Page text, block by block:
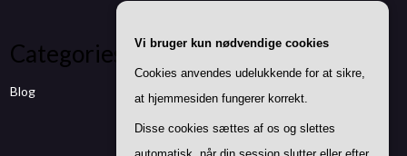
Categories
Blog
Vi bruger kun nødvendige cookies
Cookies anvendes udelukkende for at sikre,
at hjemmesiden fungerer korrekt.
Disse cookies sættes af os og slettes